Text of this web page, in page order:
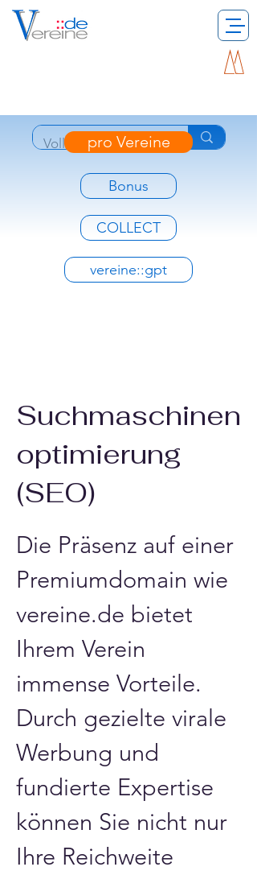
pro Vereine
Bonus
COLLECT
vereine::gpt
Suchmaschinen
optimierung
(SEO)
Die Präsenz auf einer
Premiumdomain wie
vereine.de bietet
Ihrem Verein
immense Vorteile.
Durch gezielte virale
Werbung und
fundierte Expertise
können Sie nicht nur
Ihre Reichweite